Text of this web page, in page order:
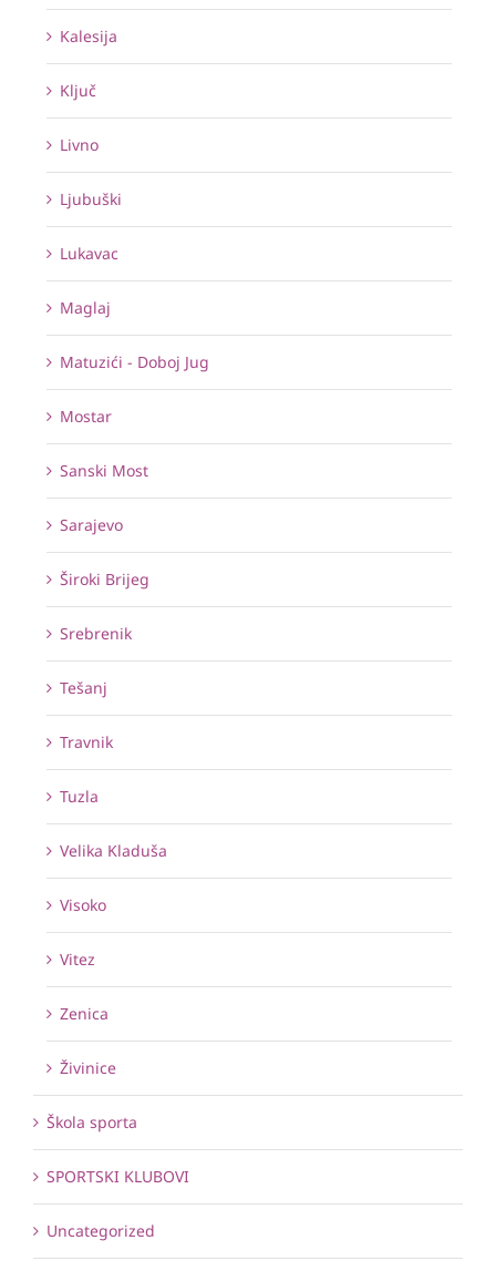
Kalesija
Ključ
Livno
Ljubuški
Lukavac
Maglaj
Matuzići - Doboj Jug
Mostar
Sanski Most
Sarajevo
Široki Brijeg
Srebrenik
Tešanj
Travnik
Tuzla
Velika Kladuša
Visoko
Vitez
Zenica
Živinice
Škola sporta
SPORTSKI KLUBOVI
Uncategorized